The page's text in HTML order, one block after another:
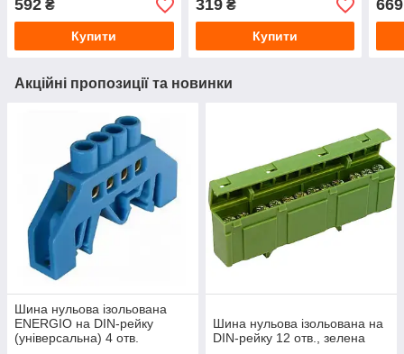
592 ₴
Купити
319₴
Купити
669
Акційні пропозиції та новинки
Шина нульова ізольована
ENERGIO на DIN-рейку
(універсальна) 4 отв.
Шина нульова ізольована на
DIN-рейку 12 отв., зелена